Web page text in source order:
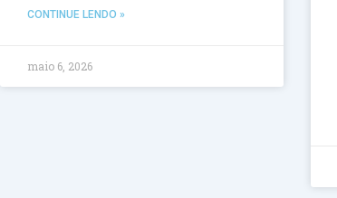
CONTINUE LENDO »
maio 6, 2026